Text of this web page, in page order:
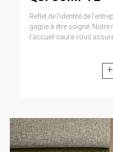
Reflet de l'identité de
gagne à être soigné. Notre
l’accueil saura vous
+